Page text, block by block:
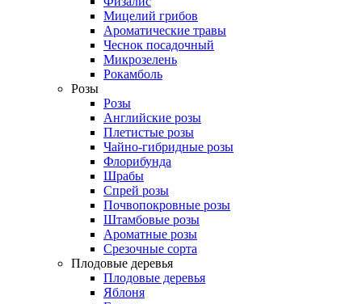
Мицелий грибов
Ароматические травы
Чеснок посадочный
Микрозелень
Рокамболь
Розы
Розы
Английские розы
Плетистые розы
Чайно-гибридные розы
Флорибунда
Шрабы
Спрей розы
Почвопокровные розы
Штамбовые розы
Ароматные розы
Срезочные сорта
Плодовые деревья
Плодовые деревья
Яблоня